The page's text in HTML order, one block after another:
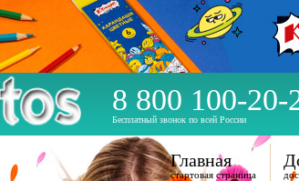
8 800 100-20-
Бесплатный звонок по всей России
Главная
стартовая страница